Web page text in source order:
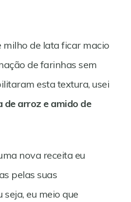
milho de lata ficar macio
de farinhas sem
esta textura, usei
arroz e amido de
nova receita eu
pelas suas
eu meio que